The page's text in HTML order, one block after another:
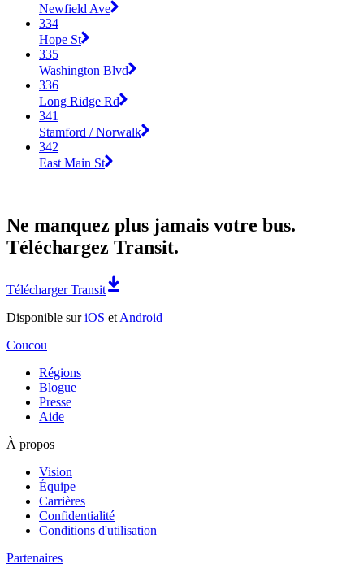
Newfield Ave
334
Hope St
335
Washington Blvd
336
Long Ridge Rd
341
Stamford / Norwalk
342
East Main St
Ne manquez plus jamais votre bus.
Téléchargez Transit.
Télécharger Transit
Disponible suriOS et Android
Coucou
Régions
Blogue
Presse
Aide
À propos
Vision
Équipe
Carrières
Confidentialité
Conditions d'utilisation
Partenaires